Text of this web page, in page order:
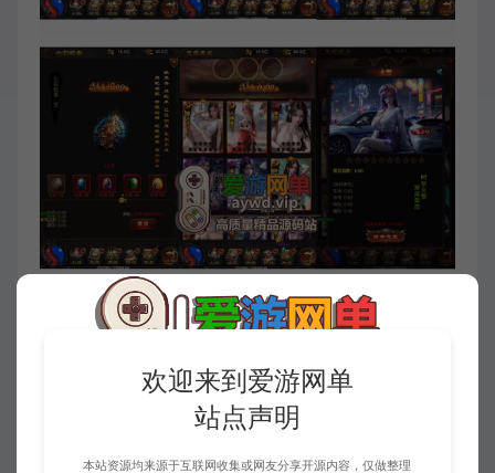
欢迎来到爱游网单
站点声明
本站资源均来源于互联网收集或网友分享开源内容，仅做整理